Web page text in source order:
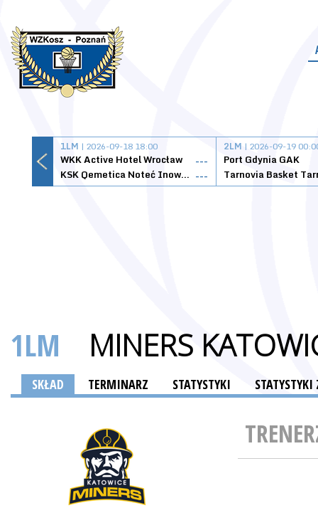
1LM | 2026-09-18 18:00
WKK Active Hotel Wrocław
---
KSK Qemetica Noteć Inowrocław ---
2LM | 2026-09-19
Port Gdynia GAK
1LM MINERS
SKŁAD TERMINARZ STATYSTYKI